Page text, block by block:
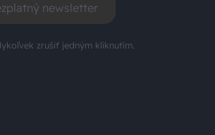
newsletter
zrušiť jedným kliknutím.